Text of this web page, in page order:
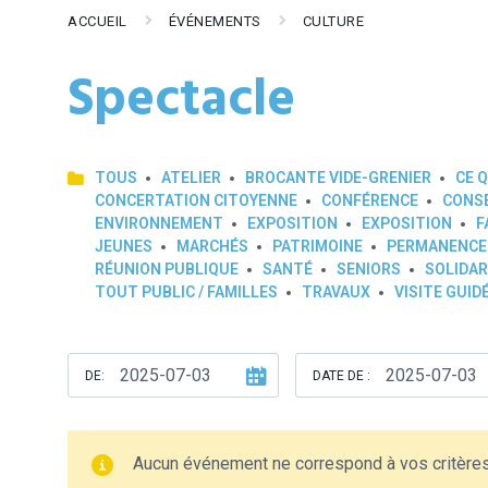
ACCUEIL ÉVÉNEMENTS CULTURE
Spectacle
TOUS ATELIER BROCANTE VIDE-GRENIER CE
CONCERTATION CITOYENNE
CONFÉRENCE
ENVIRONNEMENT
EXPOSITION EXPOSITION
JEUNES
MARCHÉS PATRIMOINE
RÉUNION PUBLIQUE
SANTÉ SENIORS
TOUT PUBLIC / FAMILLES
TRAVAUX VISITE
DE: DATE DE :
Aucun événement ne correspond à vos